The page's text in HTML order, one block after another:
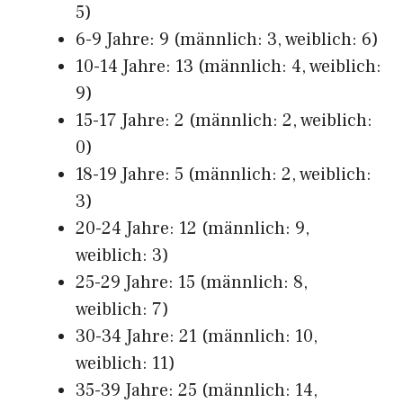
5)
6-9 Jahre: 9 (männlich: 3, weiblich: 6)
10-14 Jahre: 13 (männlich: 4, weiblich:
9)
15-17 Jahre: 2 (männlich: 2, weiblich:
0)
18-19 Jahre: 5 (männlich: 2, weiblich:
3)
20-24 Jahre: 12 (männlich: 9,
weiblich: 3)
25-29 Jahre: 15 (männlich: 8,
weiblich: 7)
30-34 Jahre: 21 (männlich: 10,
weiblich: 11)
35-39 Jahre: 25 (männlich: 14,